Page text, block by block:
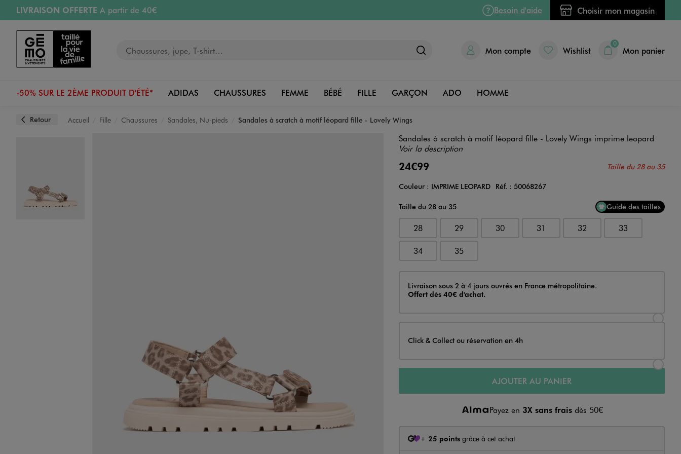
Aller au contenu principal
Aller à la navigation
LIVRAISON OFFERTE A partir de 40€
RETRAIT ET LIVRAISON OFFERTE
RÉSERVATION GRATUITE
4h en magasin
Retours OFFERTSpendant 30 jours
Besoin d'aide Choisir mon magasin
Mon compte Wishlist
0
Mon panier
-50% SUR LE 2ÈME PRODUIT D'ÉTÉ* ADIDAS CHAUSSURES FEMME BÉBÉ FILLE GARÇON ADO HOMME
Retour Accueil Fille Chaussures Sandales, Nu-pieds Sandales à scratch à motif léopard fille - Lovely Wings
Sandales à scratch à motif léopard fille - Lovely Wings imprime leopard
Voir la description
24€99 Taille du 28 au 35
Couleur
Couleur : IMPRIME LEOPARD Réf. : 50068267
Taille du 28 au 35
Guide des tailles
28 29 30 31 32 33
34 35
Livraison
Livraison sous 2 à 4 jours ouvrés en France métropolitaine.
Offert dès 40€ d'achat.
Click & Collect ou réservation en 4h
AJOUTER AU PANIER
Payez en 3X sans fraisdès 50€
+ 25 pointsgrâce à cet achat